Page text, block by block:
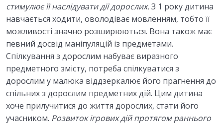
стимулює її наслідувати дії дорослих.З 1 року дитина
навчається ходити, оволодіває мовленням, тобто її
можливості значно розширюються. Вона також має
певний досвід маніпуляцій із предметами.
Спілкування з дорослим набуває виразного
предметного змісту, потреба спілкуватися з
дорослим у малюка віддзеркалює його прагнення до
спільних з дорослим предметних дій. Цим дитина
хоче прилучитися до життя дорослих, стати його
учасником. Розвиток ігрових дій протягом раннього